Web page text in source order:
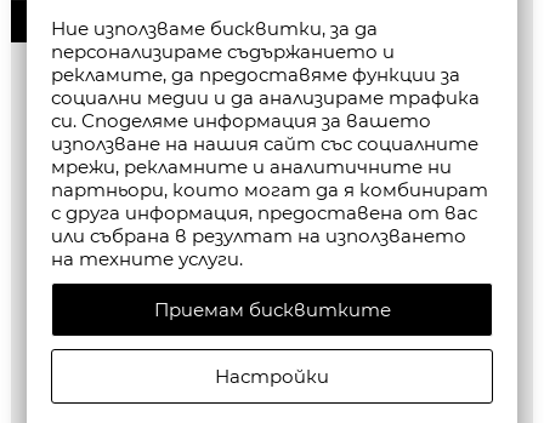
50%Ние използваме бисквитки, за да
персонализираме съдържанието и
рекламите, да предоставяме функции за
социални медии и да анализираме трафика
си. Споделяме информация за вашето
използване на нашия сайт със социалните
мрежи, рекламните и аналитичните ни
партньори, които могат да я комбинират
с друга информация, предоставена от вас
или събрана в резултат на използването
на техните услуги.
Приемам бисквитките
Настройки